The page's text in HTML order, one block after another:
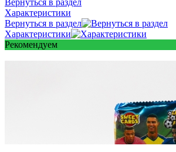
Характеристики
Вернуться в раздел
Характеристики
Рекомендуем